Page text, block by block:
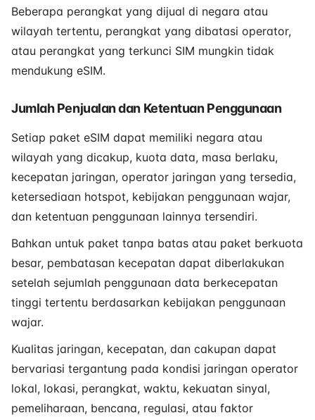
Beberapa perangkat yang dijual di negara atau
wilayah tertentu, perangkat yang dibatasi operator,
atau perangkat yang terkunci SIM mungkin tidak
mendukung eSIM.
Jumlah Penjualan dan Ketentuan Penggunaan
Setiap paket eSIM dapat memiliki negara atau
wilayah yang dicakup, kuota data, masa berlaku,
kecepatan jaringan, operator jaringan yang tersedia,
ketersediaan hotspot, kebijakan penggunaan wajar,
dan ketentuan penggunaan lainnya tersendiri.
Bahkan untuk paket tanpa batas atau paket berkuota
besar, pembatasan kecepatan dapat diberlakukan
setelah sejumlah penggunaan data berkecepatan
tinggi tertentu berdasarkan kebijakan penggunaan
wajar.
Kualitas jaringan, kecepatan, dan cakupan dapat
bervariasi tergantung pada kondisi jaringan operator
lokal, lokasi, perangkat, waktu, kekuatan sinyal,
pemeliharaan, bencana, regulasi, atau faktor